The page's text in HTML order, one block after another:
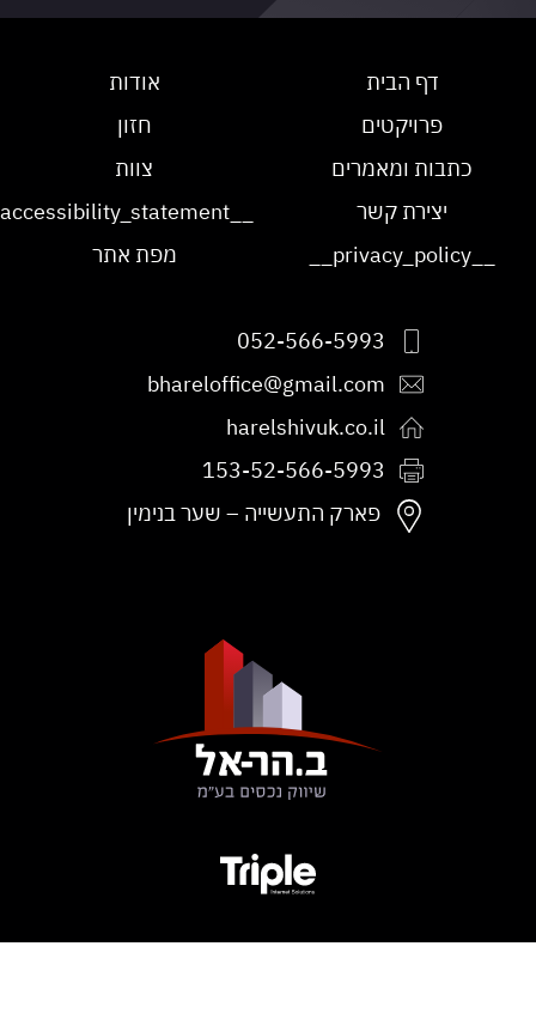
דף הבית
אודות
פרויקטים
חזון
כתבות ומאמרים
צוות
יצירת קשר
מפת אתר
052-566-5993
bhareloffice@gmail.com
harelshivuk.co.il
פקס:
153-52-566-5993
פארק התעשייה – שער בנימין